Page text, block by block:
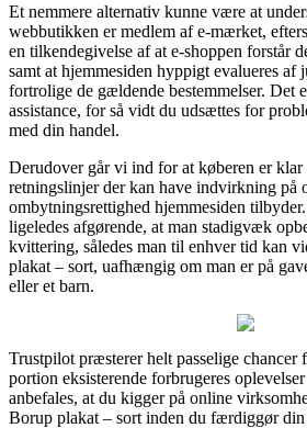
Et nemmere alternativ kunne være at
webbutikken er medlem af e-mærket,
en tilkendegivelse af at e-shoppen forstår
samt at hjemmesiden hyppigt evalueres af
fortrolige de gældende bestemmelser. Det
assistance, for så vidt du udsættes for
med din handel.
Derudover går vi ind for at køberen er
retningslinjer der kan have indvirkning på
ombytningsrettighed hjemmesiden
ligeledes afgørende, at man stadigvæk
kvittering, således man til enhver tid kan
plakat – sort, uafhængig om man er på
eller et barn.
Trustpilot præsterer helt passelige chancer
portion eksisterende forbrugeres
anbefales, at du kigger på online
Borup plakat – sort inden du færdiggør din